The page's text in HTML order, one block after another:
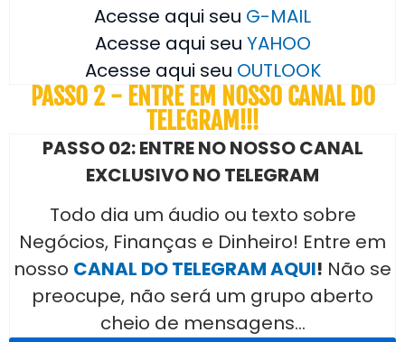
Acesse aqui seu G-MAIL
Acesse aqui seu YAHOO
Acesse aqui seu OUTLOOK
PASSO 2 - ENTRE EM NOSSO CANAL DO
TELEGRAM!!!
PASSO 02: ENTRE NO NOSSO CANAL
EXCLUSIVO NO TELEGRAM
Todo dia um áudio ou texto sobre
Negócios, Finanças e Dinheiro! Entre em
nosso CANAL DO TELEGRAM AQUI! Não se
preocupe, não será um grupo aberto
cheio de mensagens…